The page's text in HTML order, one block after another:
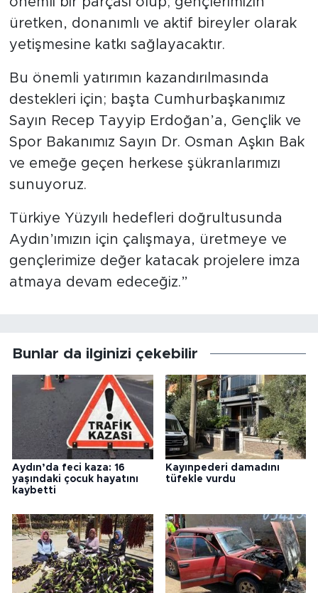
üretken, donanımlı ve aktif bireyler olarak
yetişmesine katkı sağlayacaktır.
Bu önemli yatırımın kazandırılmasında
destekleri için; başta Cumhurbaşkanımız
Sayın Recep Tayyip Erdoğan’a, Gençlik ve
Spor Bakanımız Sayın Dr. Osman Aşkın Bak
ve emeğe geçen herkese şükranlarımızı
sunuyoruz.
Türkiye Yüzyılı hedefleri doğrultusunda
Aydın’ımızın için çalışmaya, üretmeye ve
gençlerimize değer katacak projelere imza
atmaya devam edeceğiz.”
Bunlar da ilginizi çekebilir
Aydın’da feci kaza: 16
yaşındaki çocuk hayatını
kaybetti
Kayınpederi damadını
tüfekle vurdu